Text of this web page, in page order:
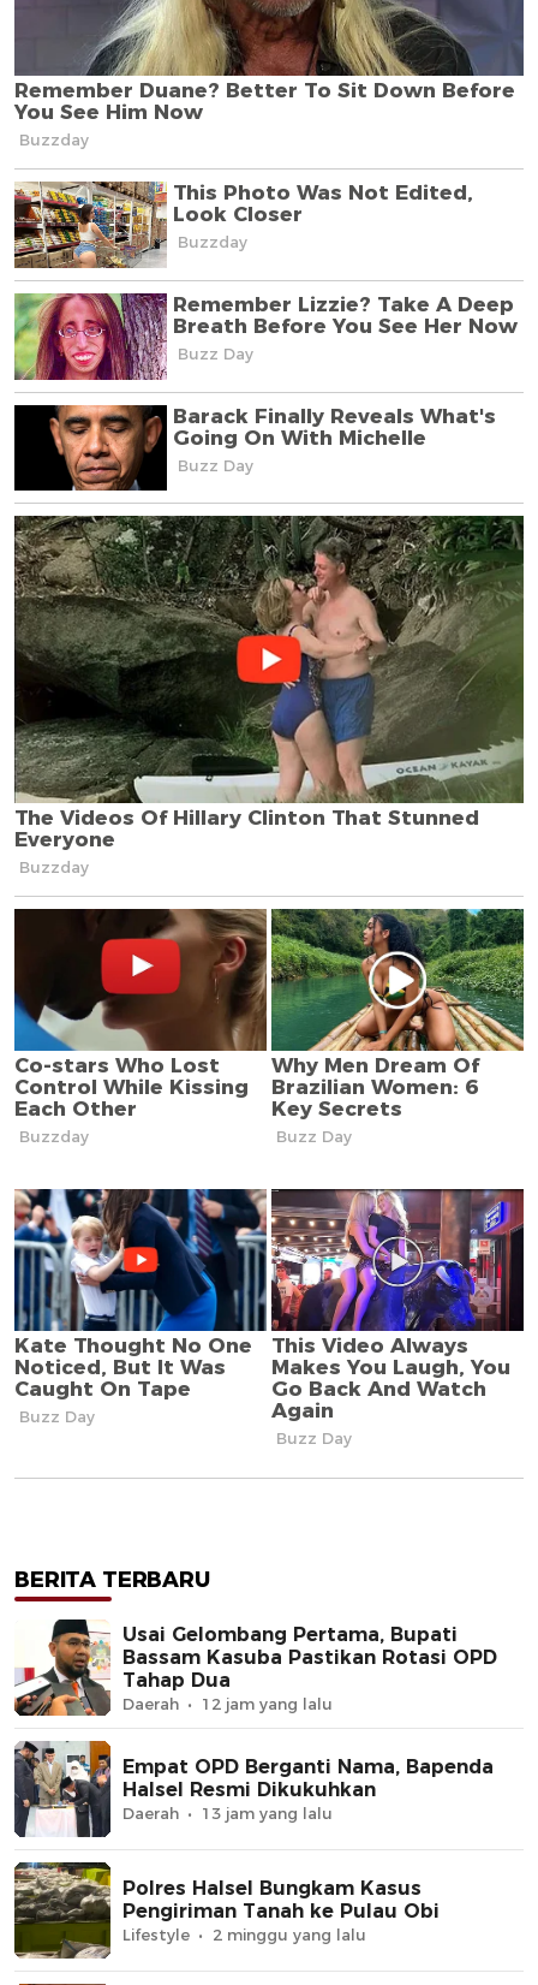
BERITA TERBARU
Usai Gelombang Pertama, Bupati
Bassam Kasuba Pastikan Rotasi OPD
Tahap Dua
Daerah 12 jam yang lalu
Empat OPD Berganti Nama, Bapenda
Halsel Resmi Dikukuhkan
Daerah 13 jam yang lalu
Polres Halsel Bungkam Kasus
Pengiriman Tanah ke Pulau Obi
Lifestyle 2 minggu yang lalu